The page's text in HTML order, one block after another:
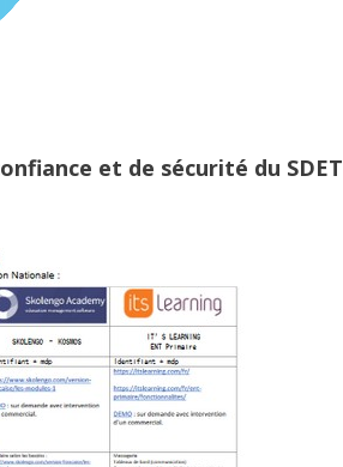
et de sécurité du SDET